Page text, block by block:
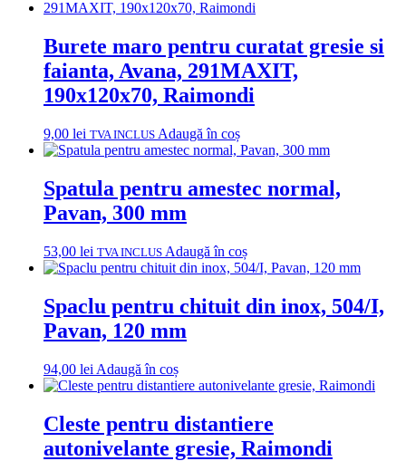
Burete maro pentru curatat gresie si
faianta, Avana, 291MAXIT,
190x120x70, Raimondi
9,00 lei TVA INCLUS Adaugă în coș
Spatula pentru amestec normal,
Pavan, 300 mm
53,00 lei TVA INCLUS Adaugă în coș
Spaclu pentru chituit din inox, 504/I,
Pavan, 120 mm
94,00 lei Adaugă în coș
Cleste pentru distantiere
autonivelante gresie, Raimondi